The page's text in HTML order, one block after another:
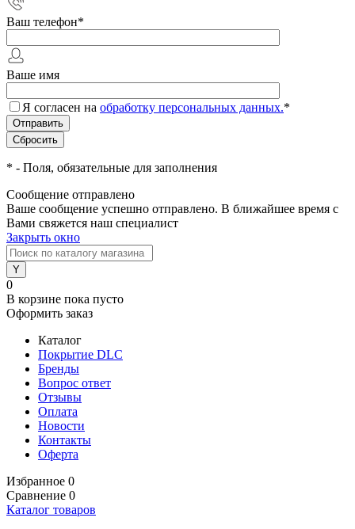
Ваш телефон*
Ваше имя
Я согласен на обработку персональных данных.*
* - Поля, обязательные для заполнения
Сообщение отправлено
Ваше сообщение успешно отправлено. В ближайшее время с
Вами свяжется наш специалист
Закрыть окно
0
В корзине пока пусто
Оформить заказ
Каталог
Покрытие DLC
Бренды
Вопрос ответ
Отзывы
Оплата
Новости
Контакты
Оферта
Избранное 0
Сравнение 0
Каталог товаров